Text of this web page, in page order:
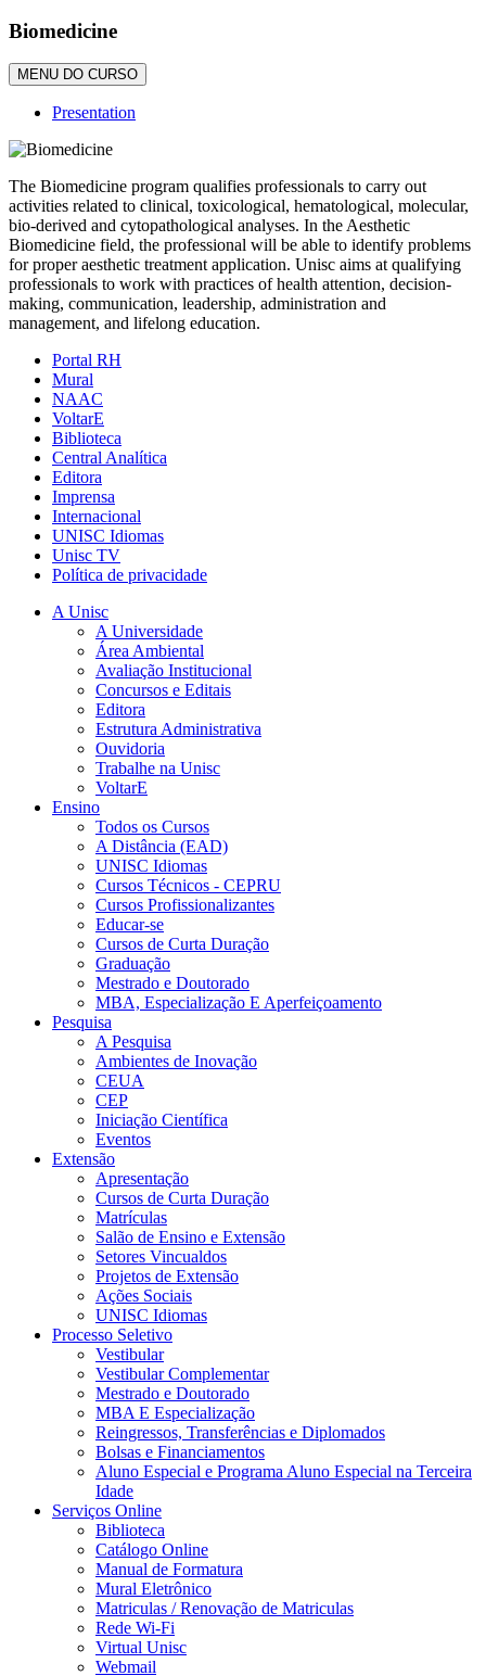
Biomedicine
MENU DO CURSO
Presentation
The Biomedicine program qualifies professionals to carry out
activities related to clinical, toxicological, hematological, molecular,
bio-derived and cytopathological analyses. In the Aesthetic
Biomedicine field, the professional will be able to identify problems
for proper aesthetic treatment application. Unisc aims at qualifying
professionals to work with practices of health attention, decision-
making, communication, leadership, administration and
management, and lifelong education.
Portal RH
Mural
NAAC
VoltarE
Biblioteca
Central Analítica
Editora
Imprensa
Internacional
UNISC Idiomas
Unisc TV
Política de privacidade
A Unisc
A Universidade
Área Ambiental
Avaliação Institucional
Concursos e Editais
Editora
Estrutura Administrativa
Ouvidoria
Trabalhe na Unisc
VoltarE
Ensino
Todos os Cursos
A Distância (EAD)
UNISC Idiomas
Cursos Técnicos - CEPRU
Cursos Profissionalizantes
Educar-se
Cursos de Curta Duração
Graduação
Mestrado e Doutorado
MBA, Especialização E Aperfeiçoamento
Pesquisa
A Pesquisa
Ambientes de Inovação
CEUA
CEP
Iniciação Científica
Eventos
Extensão
Apresentação
Cursos de Curta Duração
Matrículas
Salão de Ensino e Extensão
Setores Vincualdos
Projetos de Extensão
Ações Sociais
UNISC Idiomas
Processo Seletivo
Vestibular
Vestibular Complementar
Mestrado e Doutorado
MBA E Especialização
Reingressos, Transferências e Diplomados
Bolsas e Financiamentos
Aluno Especial e Programa Aluno Especial na Terceira
Idade
Serviços Online
Biblioteca
Catálogo Online
Manual de Formatura
Mural Eletrônico
Matriculas / Renovação de Matriculas
Rede Wi-Fi
Virtual Unisc
Webmail